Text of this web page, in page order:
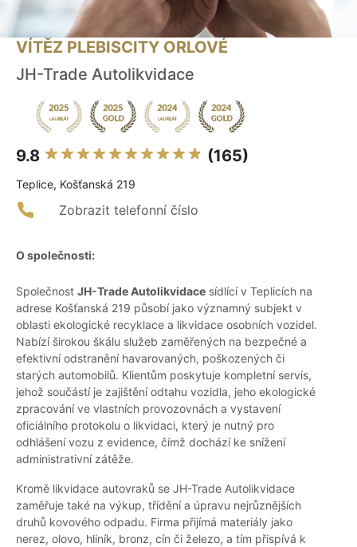
VÍTĚZ PLEBISCITY ORLOVÉ
JH-Trade Autolikvidace
9.8 (165)
Teplice, Košťanská 219
Zobrazit telefonní číslo
O společnosti:
Společnost JH-Trade Autolikvidace sídlící v Teplicích na
adrese Košťanská 219 působí jako významný subjekt v
oblasti ekologické recyklace a likvidace osobních vozidel.
Nabízí širokou škálu služeb zaměřených na bezpečné a
efektivní odstranění havarovaných, poškozených či
starých automobilů. Klientům poskytuje kompletní servis,
jehož součástí je zajištění odtahu vozidla, jeho ekologické
zpracování ve vlastních provozovnách a vystavení
oficiálního protokolu o likvidaci, který je nutný pro
odhlášení vozu z evidence, čímž dochází ke snížení
administrativní zátěže.
Kromě likvidace autovraků se JH-Trade Autolikvidace
zaměřuje také na výkup, třídění a úpravu nejrůznějších
druhů kovového odpadu. Firma přijímá materiály jako
nerez, olovo, hliník, bronz, cín či železo, a tím přispívá k